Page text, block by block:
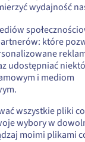
Grace Period
wszystkie
wydajność
które
udostępniać
i mediom
wszystkie pliki
wybory w
moimi plikami